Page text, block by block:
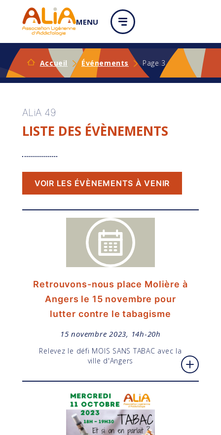
MENU
Accueil Événements Page 3
ALiA 49
LISTE DES ÉVÈNEMENTS
VOIR LES ÉVÈNEMENTS À VENIR
Retrouvons-nous place Molière à
Angers le 15 novembre pour
lutter contre le tabagisme
15 novembre 2023, 14h-20h
Relevez le défi MOIS SANS TABAC avec la
ville d'Angers